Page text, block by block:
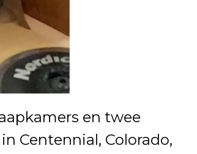
en twee
Centennial, Colorado,